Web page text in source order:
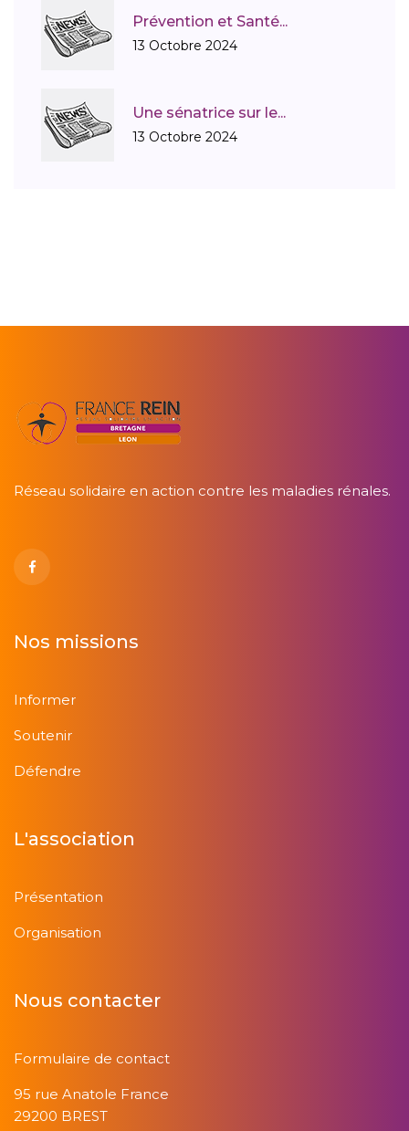
Etude Genkyst
Examens biologiques
Grossesse et dialyse
Guide pratique des personnes dialysées
Guide pratique sur l'attribution de l'AAH
Infection à cytomégalovirus
L'absurde rente de la dialyse
L'hyperimmunité
Prévention et Santé...
13 Octobre 2024
Une sénatrice sur le...
13 Octobre 2024
Réseau solidaire en action contre les maladies rénales.
Nos missions
Informer
Soutenir
Défendre
L'association
Présentation
Organisation
Nous contacter
Formulaire de contact
95 rue Anatole France
29200 BREST